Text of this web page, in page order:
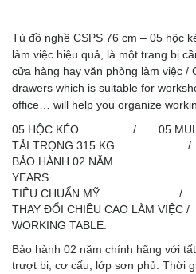
Tủ đồ nghề CSPS 76 cm – 05 hộc
làm việc hiệu quả, là một trang bị
cửa hàng hay văn phòng làm việc /
drawers which is suitable for
office… will help you organize
05 HỘC KÉO / 05 MULTI –
TẢI TRỌNG 315 KG /
BẢO HÀNH 02 NĂM /
YEARS.
TIÊU CHUẨN MỸ /
THAY ĐỔI CHIỀU CAO LÀM
WORKING TABLE.
Bảo hành 02 năm chính hãng với
trượt bi, cơ cấu, lớp sơn phủ. Thời